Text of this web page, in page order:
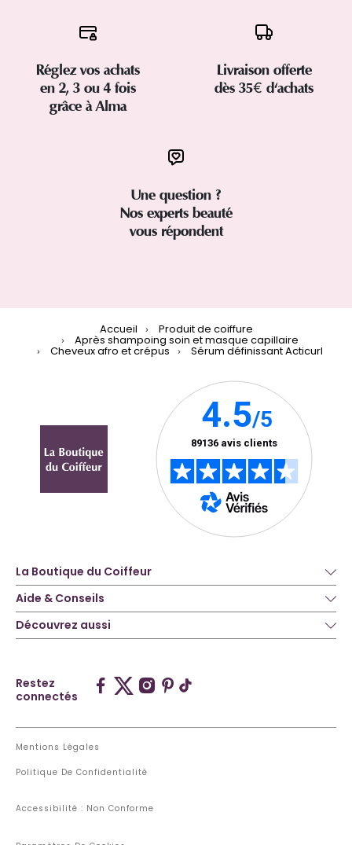
Réglez vos achats
en 2, 3 ou 4 fois
grâce à Alma
Livraison offerte
dès 35€ d'achats
Une question ?
Nos experts beauté
vous répondent
Accueil Produit de coiffure
Après shampoing soin et masque capillaire
Cheveux afro et crépus Sérum définissant Acticurl
La Boutique du Coiffeur
Aide & Conseils
Découvrez aussi
Restez
connectés
Mentions Légales
Politique De Confidentialité
Accessibilité : Non Conforme